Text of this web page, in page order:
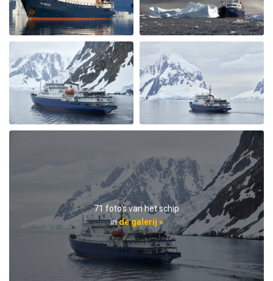
Einzigartig
bij Irene Karpischek Het Arctisch gebied
Speziell der Tag im Packeis war ein ganz besonderes
Erlebnis. Gesamte Mannschaft der Plancius und das
Expeditionsteam haben dazu beigetragen, daß wir viel
sehen und erleben, uns wohlfühlen und eine
wunderbare Zeit genießen.
Rund um Spitzbergen
bij Jürgen Nill Het Arctisch gebied
Ausgezeichnet
71 foto's van het schip
inde galerij »